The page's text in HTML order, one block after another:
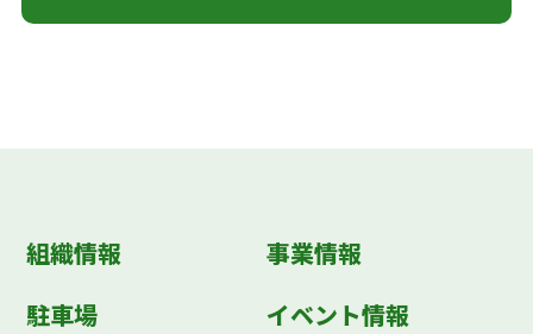
組織情報
事業情報
駐車場
イベント情報